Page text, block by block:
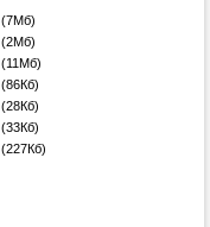
(7Мб)
(2Мб)
(11Мб)
(86Кб)
(28Кб)
(33Кб)
(227Кб)